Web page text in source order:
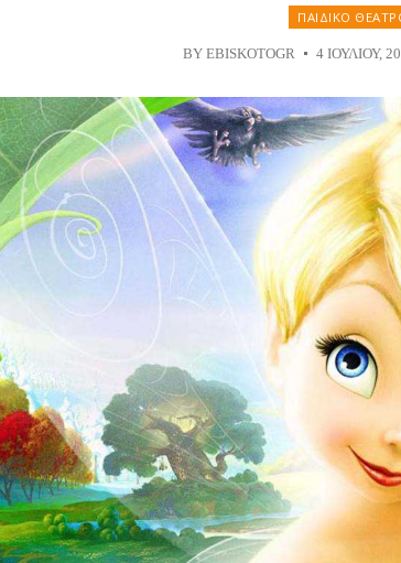
ΠΑΙΔΙΚΟ
BY EBISKOTOGR 4 ΙΟΥΛΊΟΥ,